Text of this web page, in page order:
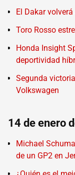
El Dakar
Toro Rosso
Honda Insight
deportividad
Segunda
Volkswagen
14 de enero
Michael
de un GP2 en